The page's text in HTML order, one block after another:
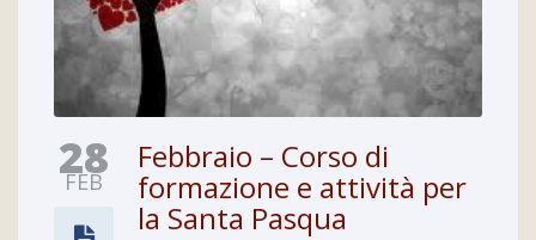
28
FEB
Febbraio – Corso di
formazione e attività per
la Santa Pasqua